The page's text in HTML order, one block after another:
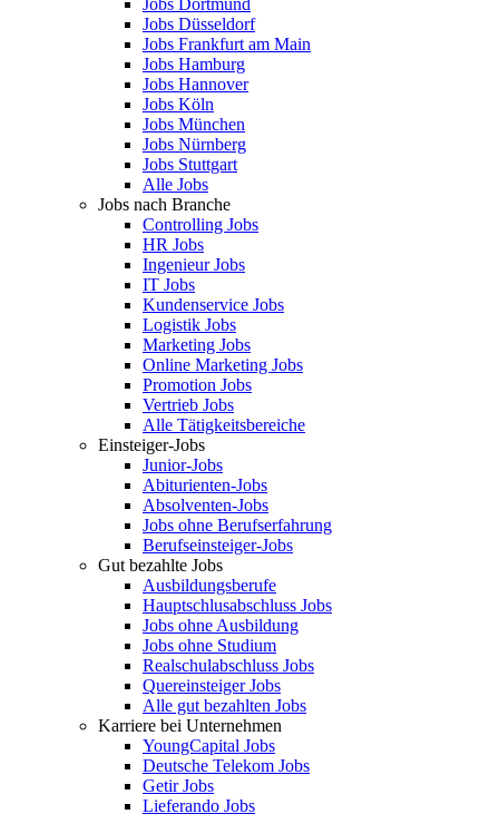
Jobs Dortmund
Jobs Düsseldorf
Jobs Frankfurt am Main
Jobs Hamburg
Jobs Hannover
Jobs Köln
Jobs München
Jobs Nürnberg
Jobs Stuttgart
Alle Jobs
Jobs nach Branche
Controlling Jobs
HR Jobs
Ingenieur Jobs
IT Jobs
Kundenservice Jobs
Logistik Jobs
Marketing Jobs
Online Marketing Jobs
Promotion Jobs
Vertrieb Jobs
Alle Tätigkeitsbereiche
Einsteiger-Jobs
Junior-Jobs
Abiturienten-Jobs
Absolventen-Jobs
Jobs ohne Berufserfahrung
Berufseinsteiger-Jobs
Gut bezahlte Jobs
Ausbildungsberufe
Hauptschlusabschluss Jobs
Jobs ohne Ausbildung
Jobs ohne Studium
Realschulabschluss Jobs
Quereinsteiger Jobs
Alle gut bezahlten Jobs
Karriere bei Unternehmen
YoungCapital Jobs
Deutsche Telekom Jobs
Getir Jobs
Lieferando Jobs